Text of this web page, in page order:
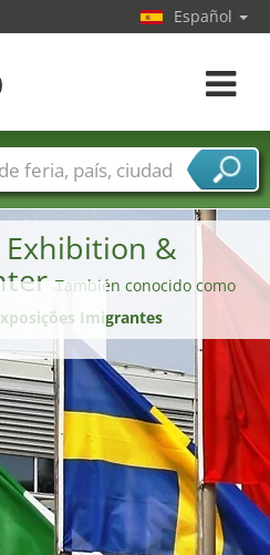
Exhibition &
También conocido como
Imigrantes
Español
toggle
Ciudades
servicios